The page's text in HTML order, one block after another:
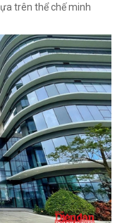
trên thể chế minh